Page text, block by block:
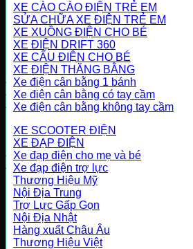
XE CÀO CÀO ĐIỆN TRẺ EM
SỬA CHỮA XE ĐIỆN TRẺ EM
XE XUỒNG ĐIỆN CHO BÉ
XE ĐIỆN DRIFT 360
XE CẨU ĐIỆN CHO BÉ
XE ĐIỆN THĂNG BẰNG
Xe điện cân bằng 1 bánh
Xe điện cân bằng có tay cầm
Xe điện cân bằng không tay cầm
XE SCOOTER ĐIỆN
XE ĐẠP ĐIỆN
Xe đạp điện cho mẹ và bé
Xe đạp điện trợ lực
Thương Hiệu Mỹ
Nội Địa Trung
Trợ Lực Gấp Gọn
Nội Địa Nhật
Hàng xuất Châu Âu
Thương Hiệu Việt